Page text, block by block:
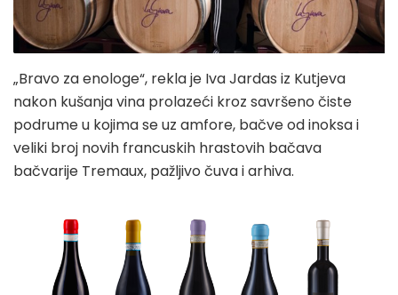
„Bravo za enologe“, rekla je Iva Jardas iz Kutjeva
nakon kušanja vina prolazeći kroz savršeno čiste
podrume u kojima se uz amfore, bačve od inoksa i
veliki broj novih francuskih hrastovih bačava
bačvarije Tremaux, pažljivo čuva i arhiva.